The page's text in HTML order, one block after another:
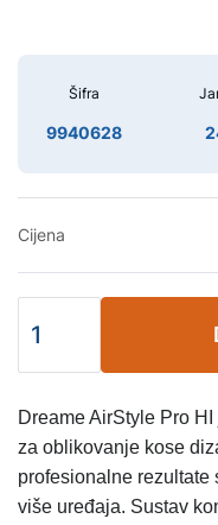
Dreame AirStyle Pro
za oblikovanje kose
profesionalne rezultate
više uređaja. Sustav
Šifra
9940628
Cijena